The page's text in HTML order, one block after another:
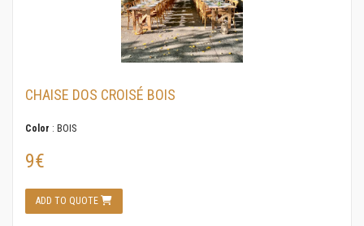
CHAISE DOS CROISÉ BOIS
Color : BOIS
9€
ADD TO QUOTE